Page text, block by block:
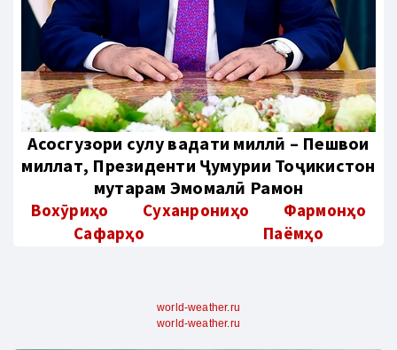
Aсосгузори сулҳу ваҳдати миллӣ – Пешвои
миллат, Президенти Ҷумҳурии Тоҷикистон
муҳтарам Эмомалӣ Раҳмон
Вохӯриҳо Суханрониҳо
Фармонҳо
Сафарҳо
Паёмҳо
world-weather.ru
world-weather.ru